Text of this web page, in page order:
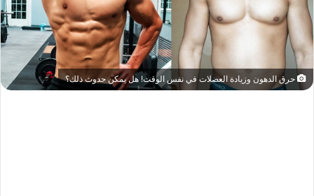
حرق الدهون وزيادة العضلات في نفس الوقت! هل يمكن حدوث ذلك؟